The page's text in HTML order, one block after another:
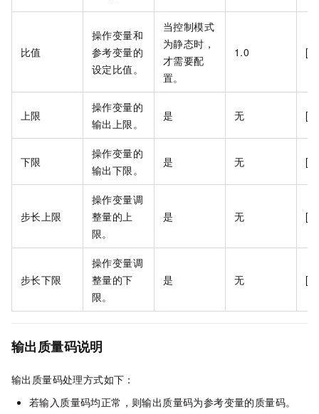
比值
操作变量和
参考变量的
设定比值。
当控制模式
为静态时，
才需要配
置。
1.0 [-
上限
操作变量的
输出上限。
是 无 [-
下限
操作变量的
输出下限。
是 无 [-
步长上限
操作变量调
整量的上
限。
是 无 [-
步长下限
操作变量调
整量的下
限。
是 无 [-
输出质量码说明
输出质量码处理方式如下：
若输入质量码均正常，则输出质量码为参考变量的质量码。